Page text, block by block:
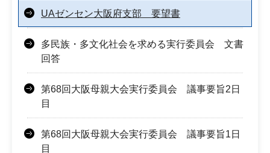
UAゼンセン大阪府支部 要望書
多民族・多文化社会を求める実行委員会 文書
回答
第68回大阪母親大会実行委員会 議事要旨2日
目
第68回大阪母親大会実行委員会 議事要旨1日
目